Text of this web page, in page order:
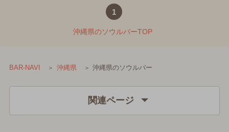
1
沖縄県のソウルバーTOP
BAR-NAVI 沖縄県 沖縄県のソウルバー
関連ページ